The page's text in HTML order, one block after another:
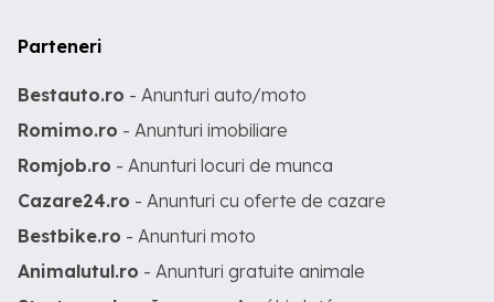
Parteneri
Bestauto.ro - Anunturi auto/moto
Romimo.ro - Anunturi imobiliare
Romjob.ro - Anunturi locuri de munca
Cazare24.ro - Anunturi cu oferte de cazare
Bestbike.ro - Anunturi moto
Animalutul.ro - Anunturi gratuite animale